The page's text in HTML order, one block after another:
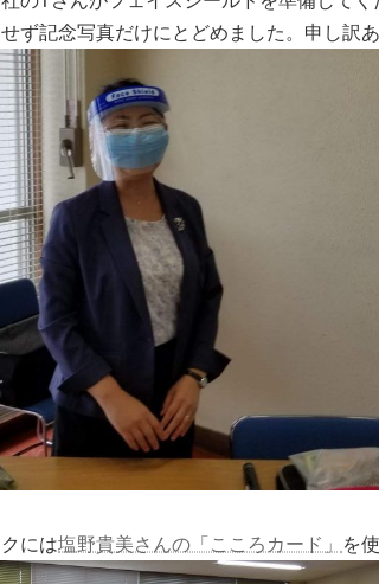
ず記念写真だけにとどめました。申し訳あ
には塩野貴美さんの「こころカード」 を